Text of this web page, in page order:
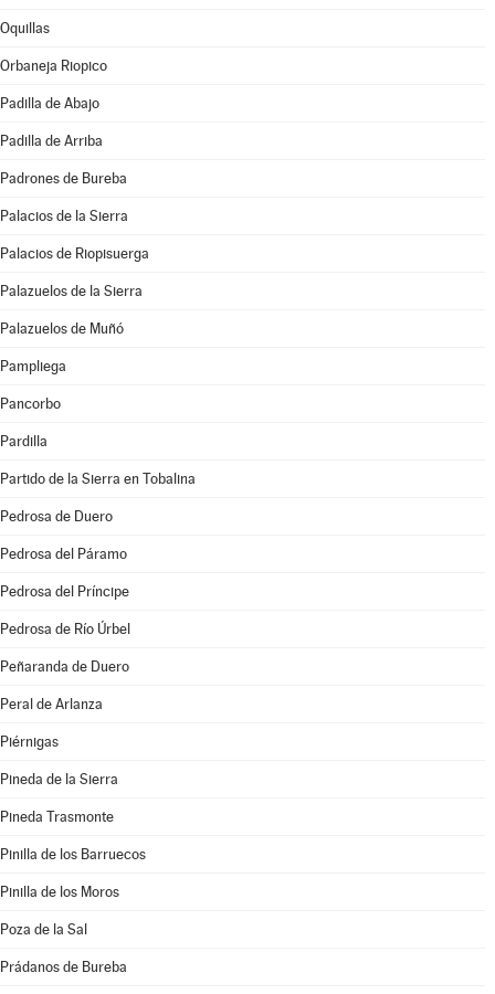
Oquillas
Orbaneja Riopico
Padilla de Abajo
Padilla de Arriba
Padrones de Bureba
Palacios de la Sierra
Palacios de Riopisuerga
Palazuelos de la Sierra
Palazuelos de Muñó
Pampliega
Pancorbo
Pardilla
Partido de la Sierra en Tobalina
Pedrosa de Duero
Pedrosa del Páramo
Pedrosa del Príncipe
Pedrosa de Río Úrbel
Peñaranda de Duero
Peral de Arlanza
Piérnigas
Pineda de la Sierra
Pineda Trasmonte
Pinilla de los Barruecos
Pinilla de los Moros
Poza de la Sal
Prádanos de Bureba